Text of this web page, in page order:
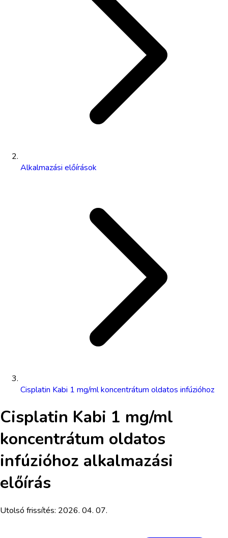
Alkalmazási előírások
Cisplatin Kabi 1 mg/ml koncentrátum oldatos infúzióhoz
Cisplatin Kabi 1 mg/ml
koncentrátum oldatos
infúzióhoz alkalmazási
előírás
Utolsó frissítés: 2026. 04. 07.